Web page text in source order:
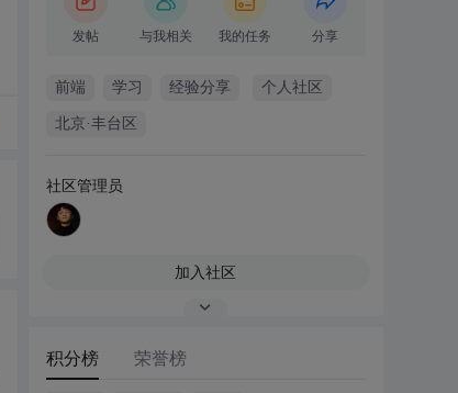
发帖 与我相关 我的任务 分享
前端 学习 经验分享 个人社区
北京·丰台区
社区管理员
加入社区
积分榜 荣誉榜